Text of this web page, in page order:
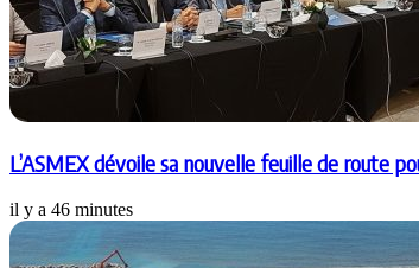
L’ASMEX dévoile sa nouvelle feuille de route
il y a 46 minutes